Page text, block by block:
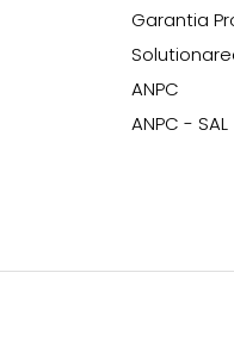
Garantia
ANPC
ANPC - SAL